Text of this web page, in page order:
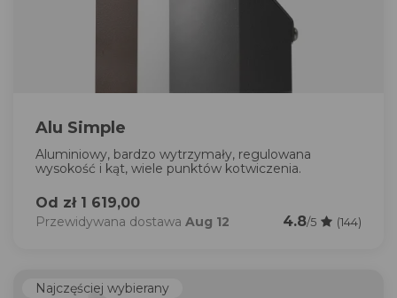
Alu Simple
Aluminiowy, bardzo wytrzymały, regulowana
wysokość i kąt, wiele punktów kotwiczenia.
Od zł 1 619,00
Przewidywana dostawa Aug 12 4.8/5 (144)
Najczęściej wybierany